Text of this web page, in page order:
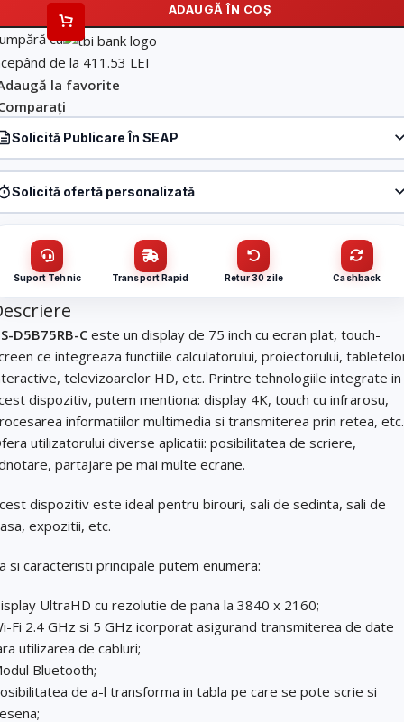
ADAUGĂ ÎN COȘ
cu
de la 411.53 LEI
la favorite
Solicită Publicare În SEAP
Display interactiv 75′, 4K, touch screen, Android, Bluetooth, Wi-
– HIKVISION DS-D5B75RB-C
firmă / instituție*
*
*
(cantitate, termen, alte detalii)
Trimite solicitarea
Solicită ofertă personalizată
– HIKVISION DS-D5B75RB-C
/ firmă
(bucăți)
Suport Tehnic Transport Rapid Retur 30 zile Cashback
D5B75RB-C este un display de 75 inch cu ecran plat, touch-
ce integreaza functiile calculatorului, proiectorului,
televizoarelor HD, etc. Printre tehnologiile integrate in
dispozitiv, putem mentiona: display 4K, touch cu infrarosu,
informatiilor multimedia si transmiterea prin retea, etc.
utilizatorului diverse aplicatii: posibilitatea de scriere,
partajare pe mai multe ecrane.
dispozitiv este ideal pentru birouri, sali de sedinta, sali de
expozitii, etc.
si caracteristi principale putem enumera:
UltraHD cu rezolutie de pana la 3840 x 2160;
Fi 2.4 GHz si 5 GHz icorporat asigurand transmiterea de date
utilizarea de cabluri;
Bluetooth;
de a-l transforma in tabla pe care se pote scrie si